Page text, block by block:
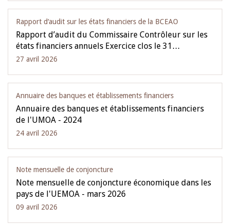
Rapport d‘audit sur les états financiers de la BCEAO
Rapport d’audit du Commissaire Contrôleur sur les
états financiers annuels Exercice clos le 31…
27 avril 2026
Annuaire des banques et établissements financiers
Annuaire des banques et établissements financiers
de l'UMOA - 2024
24 avril 2026
Note mensuelle de conjoncture
Note mensuelle de conjoncture économique dans les
pays de l'UEMOA - mars 2026
09 avril 2026